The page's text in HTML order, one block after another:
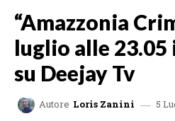
“Amazzonia
luglio alle 23.05
su Deejay Tv
Autore Loris Zanini 5